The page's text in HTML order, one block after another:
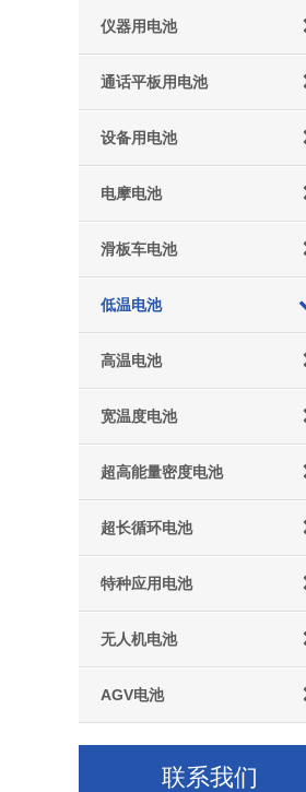
仪器用电池
通话平板用电池
设备用电池
电摩电池
滑板车电池
低温电池
高温电池
宽温度电池
超高能量密度电池
超长循环电池
特种应用电池
无人机电池
AGV电池
联系我们